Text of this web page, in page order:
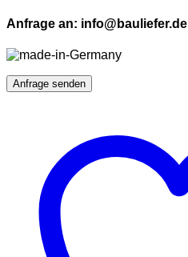
Anfrage an: info@bauliefer.de